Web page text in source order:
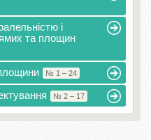
і
та площин
№ 1 – 24
№ 2 – 17